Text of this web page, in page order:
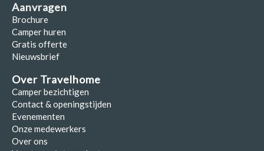
Aanvragen
Brochure
Camper huren
Gratis offerte
Nieuwsbrief
Over Travelhome
Camper bezichtigen
Contact & openingstijden
Evenementen
Onze medewerkers
Over ons